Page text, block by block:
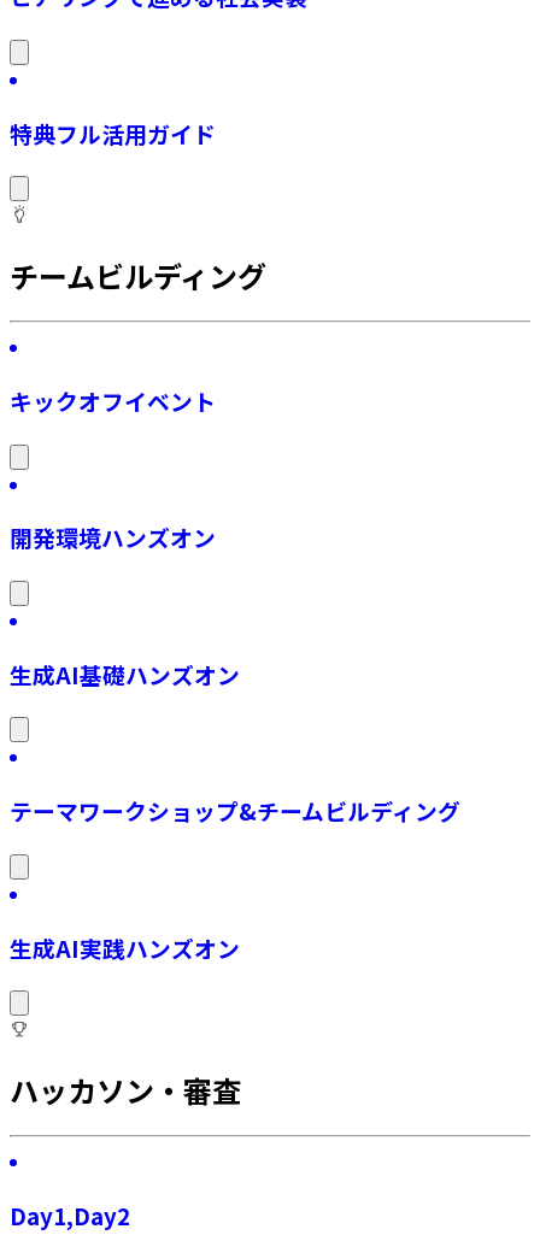
特典フル活用ガイド
チームビルディング
キックオフイベント
開発環境ハンズオン
生成AI基礎ハンズオン
テーマワークショップ&チームビルディング
生成AI実践ハンズオン
ハッカソン・審査
Day1,Day2